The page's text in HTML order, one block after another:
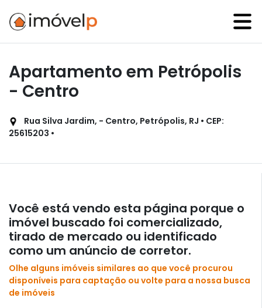
Apartamento em Petrópolis
- Centro
Rua Silva Jardim, - Centro, Petrópolis, RJ • CEP:
25615203 •
Você está vendo esta página porque o
imóvel buscado foi comercializado,
tirado de mercado ou identificado
como um anúncio de corretor.
Olhe alguns imóveis similares ao que você procurou
disponíveis para captação ou volte para a nossa busca
de imóveis